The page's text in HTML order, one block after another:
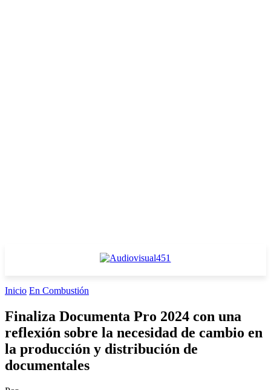
Inicio En Combustión
Finaliza Documenta Pro 2024 con una
reflexión sobre la necesidad de cambio en
la producción y distribución de
documentales